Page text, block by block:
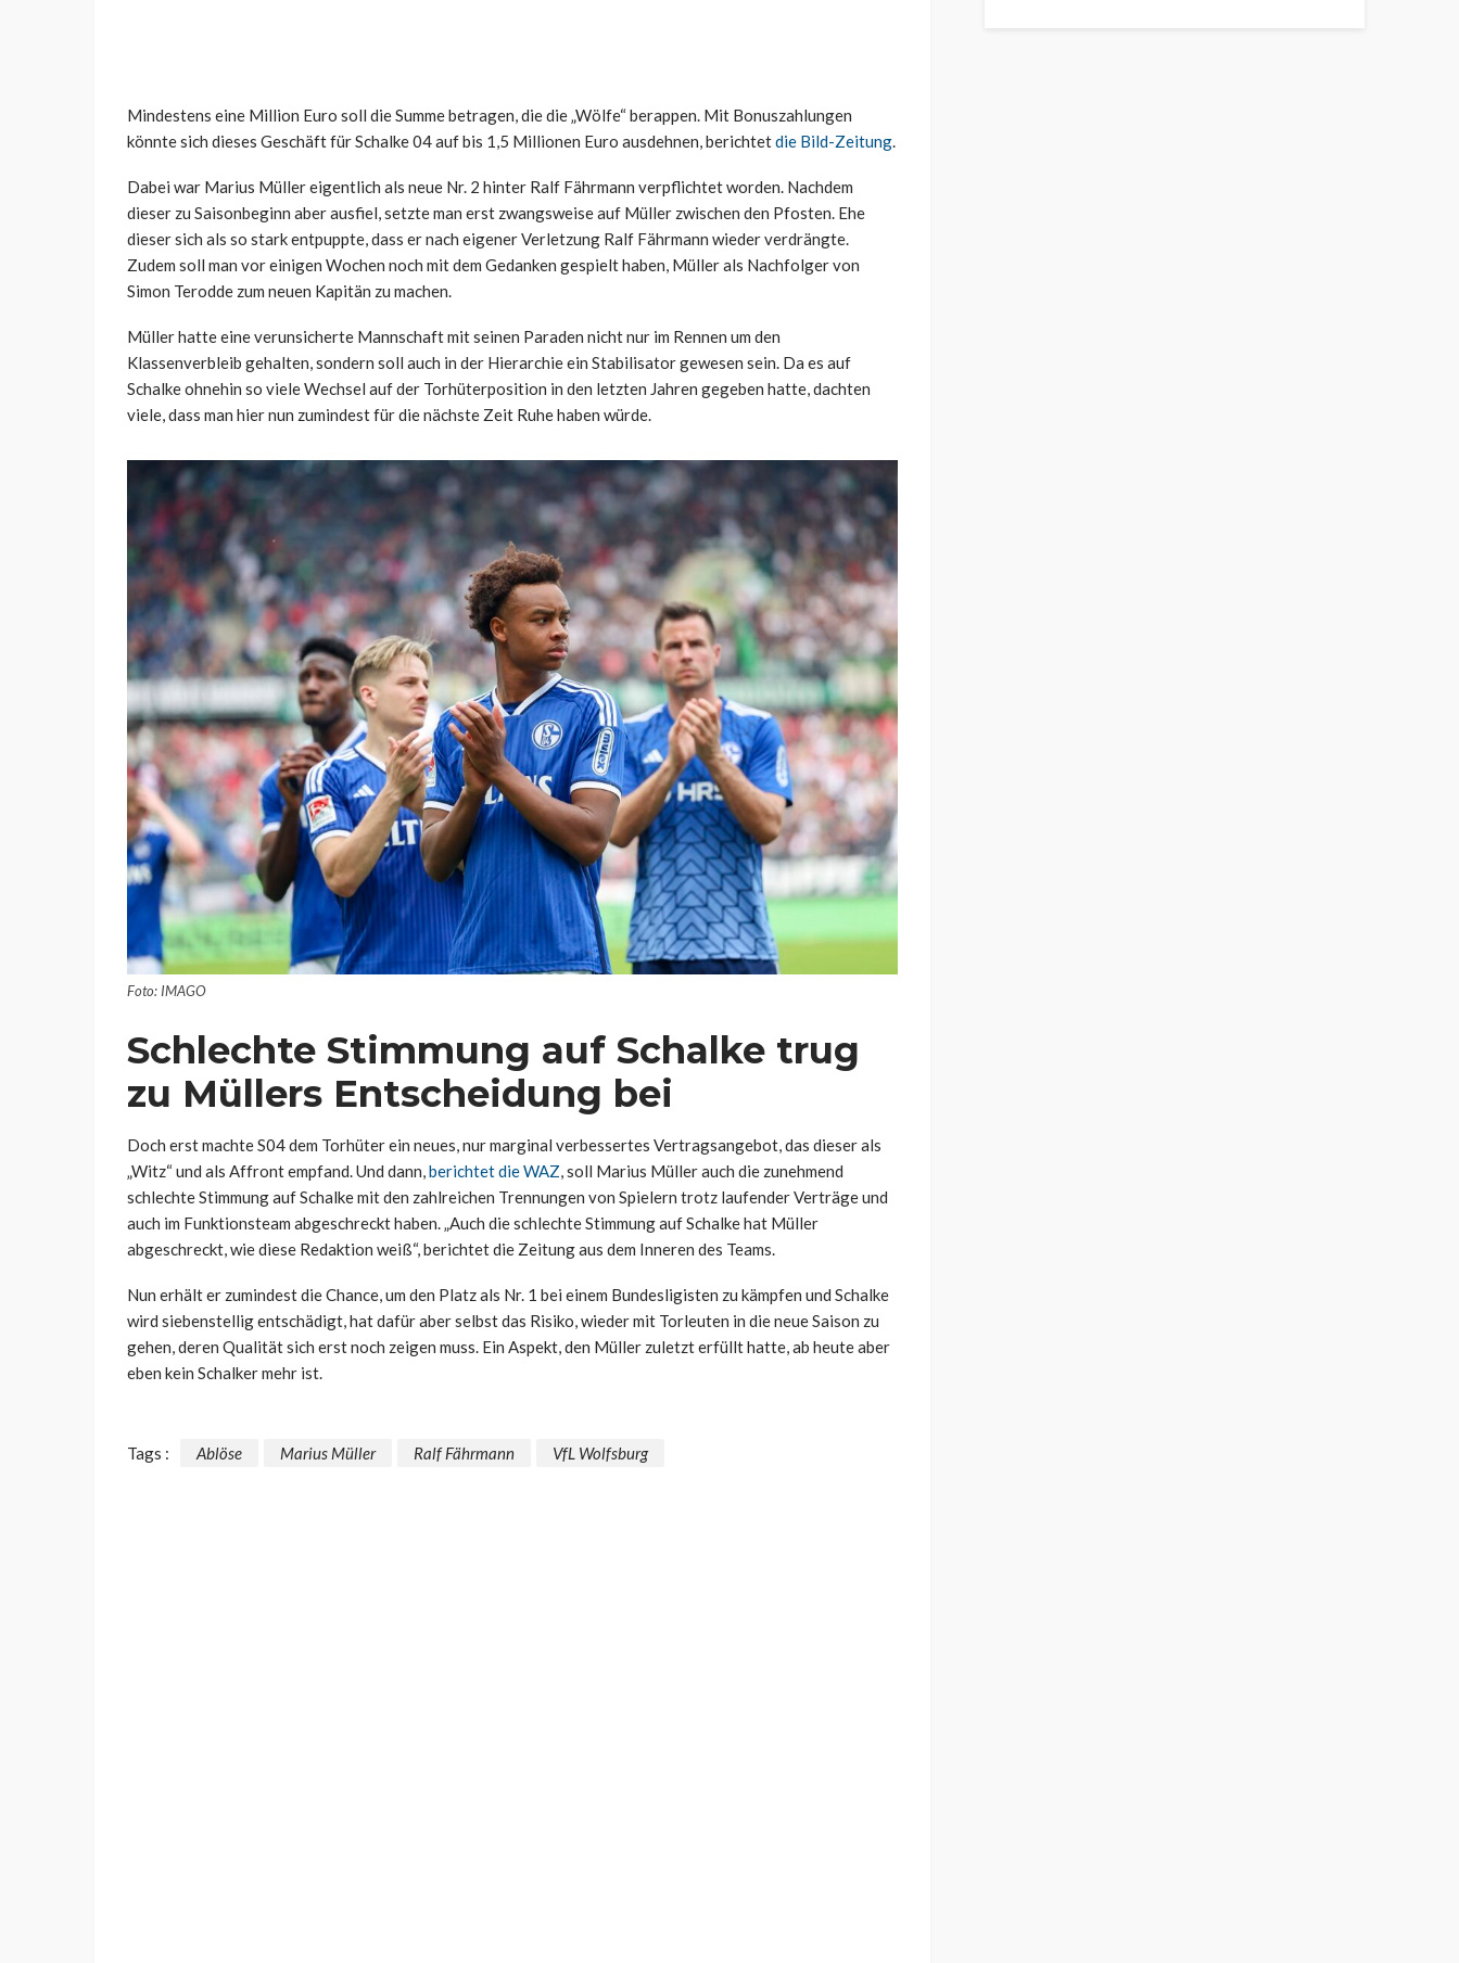
Mindestens eine Million Euro soll die Summe betragen, die die „Wölfe“ berappen. Mit Bonuszahlungen
könnte sich dieses Geschäft für Schalke 04 auf bis 1,5 Millionen Euro ausdehnen, berichtetdie Bild-Zeitung.
Dabei war Marius Müller eigentlich als neue Nr. 2 hinter Ralf Fährmann verpflichtet worden. Nachdem
dieser zu Saisonbeginn aber ausfiel, setzte man erst zwangsweise auf Müller zwischen den Pfosten. Ehe
dieser sich als so stark entpuppte, dass er nach eigener Verletzung Ralf Fährmann wieder verdrängte.
Zudem soll man vor einigen Wochen noch mit dem Gedanken gespielt haben, Müller als Nachfolger von
Simon Terodde zum neuen Kapitän zu machen.
Müller hatte eine verunsicherte Mannschaft mit seinen Paraden nicht nur im Rennen um den
Klassenverbleib gehalten, sondern soll auch in der Hierarchie ein Stabilisator gewesen sein. Da es auf
Schalke ohnehin so viele Wechsel auf der Torhüterposition in den letzten Jahren gegeben hatte, dachten
viele, dass man hier nun zumindest für die nächste Zeit Ruhe haben würde.
Foto: IMAGO
Schlechte Stimmung auf Schalke trug
zu Müllers Entscheidung bei
Doch erst machte S04 dem Torhüter ein neues, nur marginal verbessertes Vertragsangebot, das dieser als
„Witz“ und als Affront empfand. Und dann,berichtet die WAZ, soll Marius Müller auch die zunehmend
schlechte Stimmung auf Schalke mit den zahlreichen Trennungen von Spielern trotz laufender Verträge und
auch im Funktionsteam abgeschreckt haben. „Auch die schlechte Stimmung auf Schalke hat Müller
abgeschreckt, wie diese Redaktion weiß“, berichtet die Zeitung aus dem Inneren des Teams.
Nun erhält er zumindest die Chance, um den Platz als Nr. 1 bei einem Bundesligisten zu kämpfen und Schalke
wird siebenstellig entschädigt, hat dafür aber selbst das Risiko, wieder mit Torleuten in die neue Saison zu
gehen, deren Qualität sich erst noch zeigen muss. Ein Aspekt, den Müller zuletzt erfüllt hatte, ab heute aber
eben kein Schalker mehr ist.
Tags : Ablöse Marius Müller Ralf Fährmann VfL Wolfsburg